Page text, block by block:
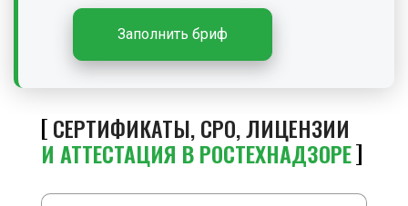
Заполнить бриф
СЕРТИФИКАТЫ, СРО, ЛИЦЕНЗИИ
И АТТЕСТАЦИЯ В РОСТЕХНАДЗОРЕ